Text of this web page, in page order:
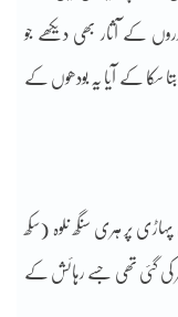
کے آثار بھی دیکھے جو
سکا کے آیا یہ بودھوں کے
پر ہری سنگھ نلوہ (سکھ
کی گئی تھی جسے رہائش کے